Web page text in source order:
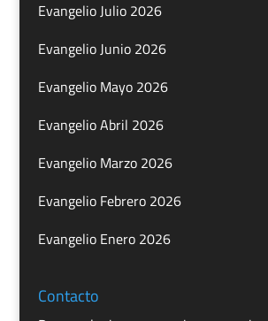
Evangelio Julio 2026
Evangelio Junio 2026
Evangelio Mayo 2026
Evangelio Abril 2026
Evangelio Marzo 2026
Evangelio Febrero 2026
Evangelio Enero 2026
Contacto